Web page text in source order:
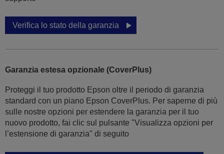
Verifica lo stato della garanzia
Garanzia estesa opzionale (CoverPlus)
Proteggi il tuo prodotto Epson oltre il periodo di garanzia
standard con un piano Epson CoverPlus. Per saperne di più
sulle nostre opzioni per estendere la garanzia per il tuo
nuovo prodotto, fai clic sul pulsante "Visualizza opzioni per
l’estensione di garanzia" di seguito